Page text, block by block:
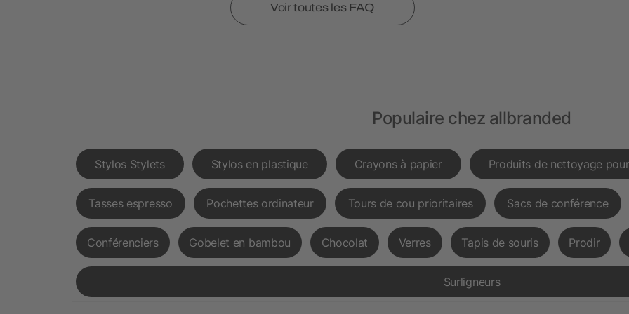
Voir toutes les FAQ
Populaire chez allbranded
Stylos Stylets Stylos en plastique Crayons à papier Produits de nettoyage
Tasses espresso Pochettes ordinateur Tours de cou prioritaires Sacs de conférence
Conférenciers Gobelet en bambou Chocolat Verres Tapis de souris Prodir
Surligneurs